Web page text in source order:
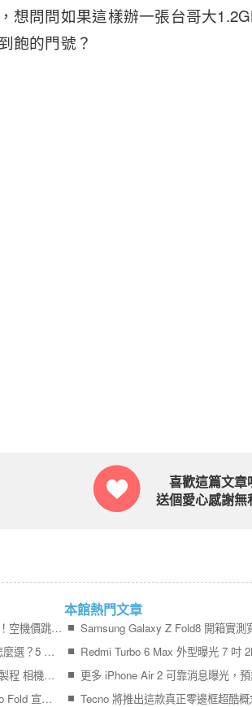
想問問如果這樣辦一張台哥大
飽的門號？
喜歡這篇文章
送個愛心感謝無
iPhone 17＋iPhone Air 狂掃 89% 市佔！空機價跳水 9,410 元引爆尾盤買氣
2026 最值得買的手機推薦｜不同預算怎麼選？5 款熱門手機完整比較
Galaxy S27 Ultra 傳全面導入噴墨鏡片製程 相機模組更薄、拍攝品質再提升
終於輪到 Google 官方公布 Pixel 11 Pro Fold 宣傳影片
本館熱門文章
Tecno 將推出這款真正零邊框超酷概